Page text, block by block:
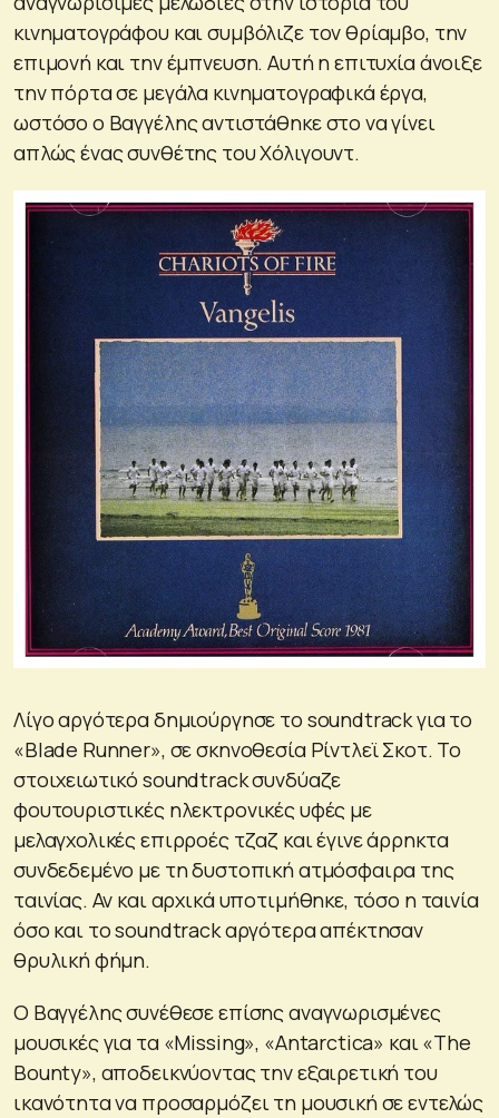
κινηματογράφου και συμβόλιζε τον θρίαμβο, την
επιμονή και την έμπνευση. Αυτή η επιτυχία άνοιξε
την πόρτα σε μεγάλα κινηματογραφικά έργα,
ωστόσο ο Βαγγέλης αντιστάθηκε στο να γίνει
απλώς ένας συνθέτης του Χόλιγουντ.
Λίγο αργότερα δημιούργησε το soundtrack για το
«Blade Runner», σε σκηνοθεσία Ρίντλεϊ Σκοτ. Το
στοιχειωτικό soundtrack συνδύαζε
φουτουριστικές ηλεκτρονικές υφές με
μελαγχολικές επιρροές τζαζ και έγινε άρρηκτα
συνδεδεμένο με τη δυστοπική ατμόσφαιρα της
ταινίας. Αν και αρχικά υποτιμήθηκε, τόσο η ταινία
όσο και το soundtrack αργότερα απέκτησαν
θρυλική φήμη.
Ο Βαγγέλης συνέθεσε επίσης αναγνωρισμένες
μουσικές για τα «Missing», «Antarctica» και «The
Bounty», αποδεικνύοντας την εξαιρετική του
ικανότητα να προσαρμόζει τη μουσική σε εντελώς